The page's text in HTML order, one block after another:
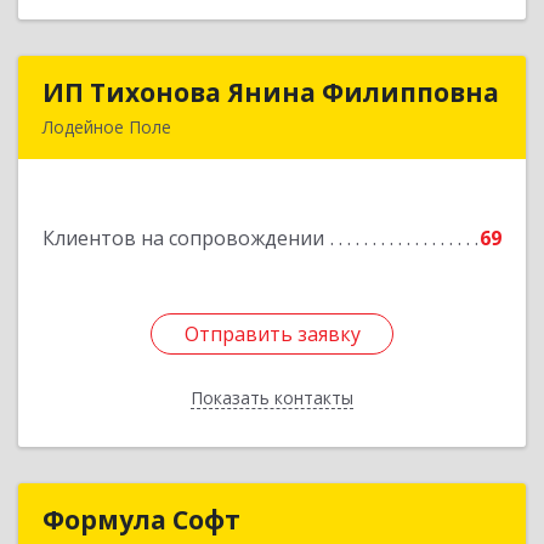
ИП Тихонова Янина Филипповна
Лодейное Поле
Клиентов на сопровождении 69
Отправить заявку
Показать контакты
ИП Тихонова Янина Филипповна
Отправить заявку
Назад
Формула Софт